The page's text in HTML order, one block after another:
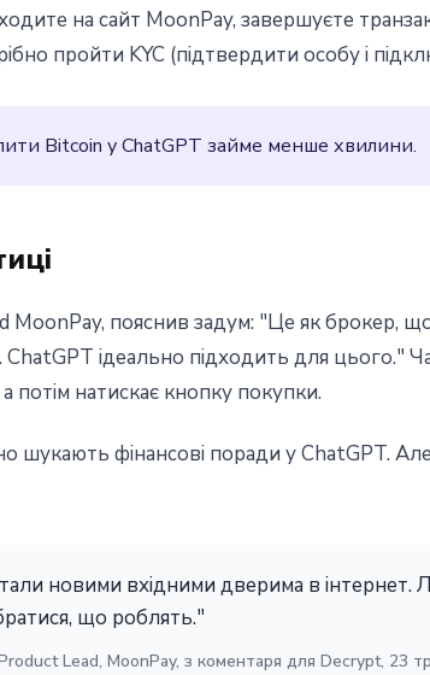
на сайт MoonPay, завершуєте
пройти KYC (підтвердити особу і
Bitcoin у ChatGPT займе менше хвилини.
MoonPay, пояснив задум: "Це як брокер,
ідеально підходить для цього."
потім натискає кнопку покупки.
фінансові поради у ChatGPT.
новими вхідними дверима в інтернет.
що роблять."
Lead, MoonPay, з коментаря для Decrypt, 23